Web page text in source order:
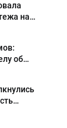
на
об